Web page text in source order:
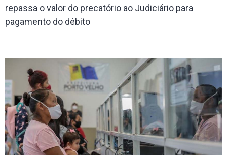
repassa o valor do precatório ao Judiciário para
pagamento do débito